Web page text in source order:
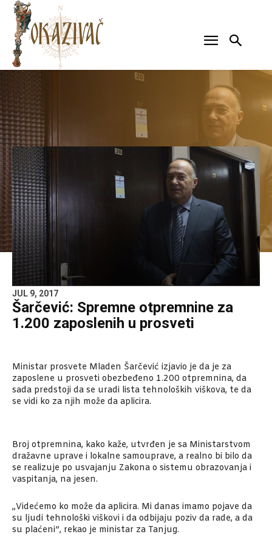
JUL 9, 2017
Šarčević: Spremne otpremnine za
1.200 zaposlenih u prosveti
Ministar prosvete Mladen Šarčević izjavio je da je za
zaposlene u prosveti obezbeđeno 1.200 otpremnina, da
sada predstoji da se uradi lista tehnoloških viškova, te da
se vidi ko za njih može da aplicira.
Broj otpremnina, kako kaže, utvrđen je sa Ministarstvom
dražavne uprave i lokalne samouprave, a realno bi bilo da
se realizuje po usvajanju Zakona o sistemu obrazovanja i
vaspitanja, na jesen.
„Videćemo ko može da aplicira. Mi danas imamo pojave da
su ljudi tehnološki viškovi i da odbijaju poziv da rade, a da
su plaćeni”, rekao je ministar za Tanjug.